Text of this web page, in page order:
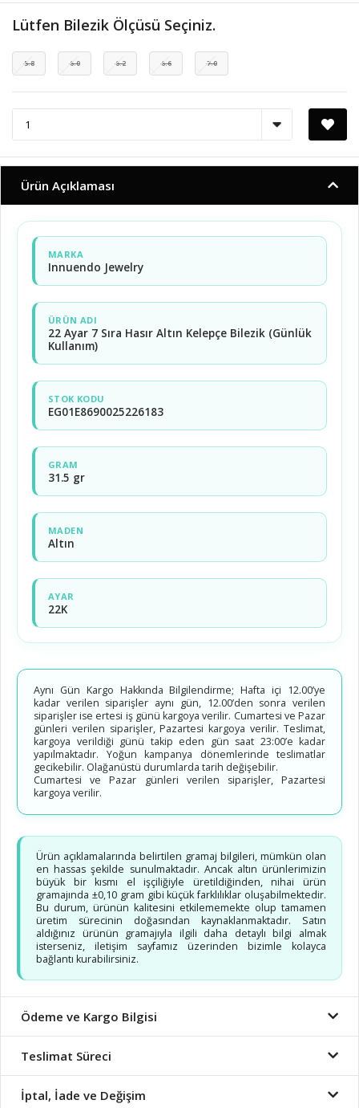
Lütfen Bilezik Ölçüsü Seçiniz.
5.8 6.0 6.2 6.6 7.0
Ürün Açıklaması
MARKA
Innuendo Jewelry
ÜRÜN ADI
22 Ayar 7 Sıra Hasır Altın Kelepçe Bilezik (Günlük
Kullanım)
STOK KODU
EG01E8690025226183
GRAM
31.5 gr
MADEN
Altın
AYAR
22K
Aynı Gün Kargo Hakkında Bilgilendirme; Hafta içi 12.00’ye
kadar verilen siparişler aynı gün, 12.00’den sonra verilen
siparişler ise ertesi iş günü kargoya verilir. Cumartesi ve Pazar
günleri verilen siparişler, Pazartesi kargoya verilir. Teslimat,
kargoya verildiği günü takip eden gün saat 23:00’e kadar
yapılmaktadır. Yoğun kampanya dönemlerinde teslimatlar
gecikebilir. Olağanüstü durumlarda tarih değişebilir.
Cumartesi ve Pazar günleri verilen siparişler, Pazartesi
kargoya verilir.
Ürün açıklamalarında belirtilen gramaj bilgileri, mümkün olan
en hassas şekilde sunulmaktadır. Ancak altın ürünlerimizin
büyük bir kısmı el işçiliğiyle üretildiğinden, nihai ürün
gramajında ±0,10 gram gibi küçük farklılıklar oluşabilmektedir.
Bu durum, ürünün kalitesini etkilememekte olup tamamen
üretim sürecinin doğasından kaynaklanmaktadır. Satın
aldığınız ürünün gramajıyla ilgili daha detaylı bilgi almak
isterseniz, iletişim sayfamız üzerinden bizimle kolayca
bağlantı kurabilirsiniz.
Ödeme ve Kargo Bilgisi
Teslimat Süreci
İptal, İade ve Değişim